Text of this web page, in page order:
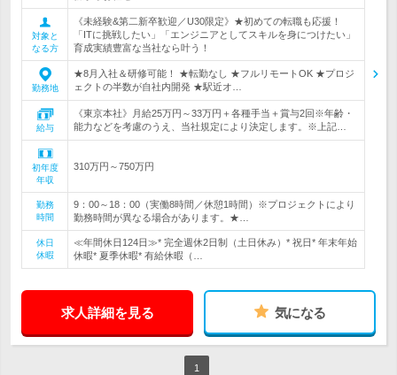
対象と
なる方
《未経験&第二新卒歓迎／U30限定》★初めての転職も応援！
「ITに挑戦したい」「エンジニアとしてスキルを身につけたい」
育成実績豊富な当社なら叶う！
勤務地
★8月入社＆研修可能！ ★転勤なし ★フルリモートOK ★プロジ
ェクトの半数が自社内開発 ★駅近オ…
給与
《東京本社》月給25万円～33万円＋各種手当＋賞与2回※年齢・
能力などを考慮のうえ、当社規定により決定します。※上記…
初年度
年収
310万円～750万円
勤務
時間
9：00～18：00（実働8時間／休憩1時間）※プロジェクトにより
勤務時間が異なる場合があります。★…
休日
休暇
≪年間休日124日≫* 完全週休2日制（土日休み）* 祝日* 年末年始
休暇* 夏季休暇* 有給休暇（…
求人詳細を見る 気になる
1